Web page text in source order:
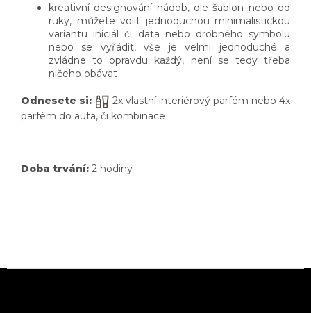
kreativní designování nádob, dle šablon nebo od
ruky, můžete volit jednoduchou minimalistickou
variantu iniciál či data nebo drobného symbolu
nebo se vyřádit, vše je velmi jednoduché a
zvládne to opravdu každý, není se tedy třeba
ničeho obávat
Odnesete si:
2x vlastní interiérový parfém nebo 4x
parfém do auta, či kombinace
Doba trvání: 2 hodiny